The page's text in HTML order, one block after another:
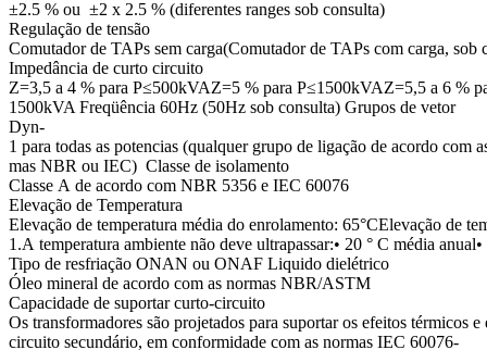
±2.5 % ou ±2 x 2.5 % (diferentes ranges sob consulta)
Regulação de tensão
Comutador de TAPs sem carga(Comutador de TAPs com carga, sob
Impedância de curto circuito
Z=3,5 a 4 % para P≤500kVAZ=5 % para P≤1500kVAZ=5,5 a 6 %
1500kVA Freqüência 60Hz (50Hz sob consulta) Grupos de vetor
Dyn-
1 para todas as potencias (qualquer grupo de ligação de acordo com
mas NBR ou IEC) Classe de isolamento
Classe A de acordo com NBR 5356 e IEC 60076
Elevação de Temperatura
Elevação de temperatura média do enrolamento: 65°CElevação de
1.A temperatura ambiente não deve ultrapassar:• 20 ° C média
Tipo de resfriação ONAN ou ONAF Liquido dielétrico
Óleo mineral de acordo com as normas NBR/ASTM
Capacidade de suportar curto-circuito
Os transformadores são projetados para suportar os efeitos térmicos
circuito secundário, em conformidade com as normas IEC 60076-